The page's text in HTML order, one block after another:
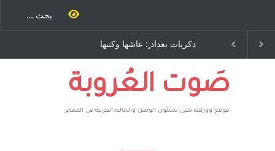
دكريات بغداد ٍ: عاشها وكتبها
:وليد رباح – نيوجرسي –
الولايات المتحدة الامريكية
طاحنة كتب
يوسف يقهر
، فأعطوه
وهم صاغرون،صَوت العُروبة
موقع وورقية تعنى بشئون الوطن والجاليه العربية في المهجر